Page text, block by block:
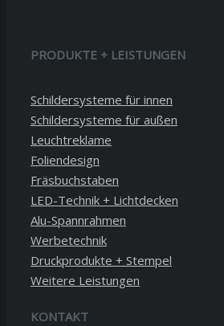
PRODUKTE + LEISTUNGEN
Schildersysteme für innen
Schildersysteme für außen
Leuchtreklame
Foliendesign
Fräsbuchstaben
LED-Technik + Lichtdecken
Alu-Spannrahmen
Werbetechnik
Druckprodukte + Stempel
Weitere Leistungen
KONTAKT